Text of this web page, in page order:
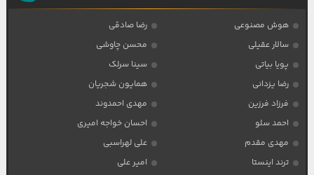
هوش مصنوعی
رضا صادقی
سالار عقیلی
محسن چاوشی
پویا بیاتی
سینا سرلک
رضا یزدانی
همایون شجریان
فرزاد فرزین
مهدی احمدوند
احمد سلو
احسان خواجه امیری
مهدی مقدم
علی لهراسبی
ترند اینستا
امیر علی